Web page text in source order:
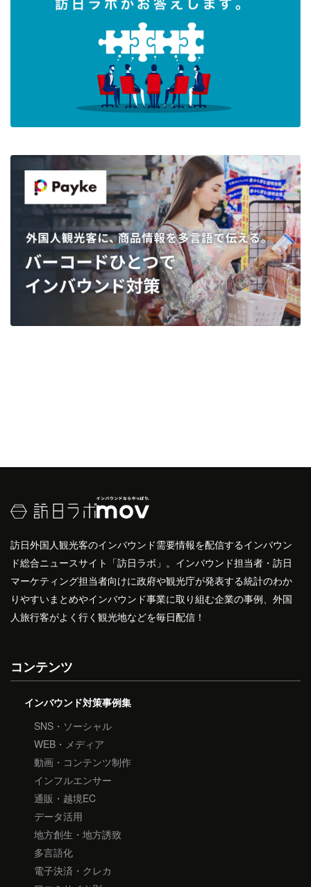
訪日外国人観光客のインバウンド需要情報を配信するインバウン
ド総合ニュースサイト「訪日ラボ」。インバウンド担当者・訪日
マーケティング担当者向けに政府や観光庁が発表する統計のわか
りやすいまとめやインバウンド事業に取り組む企業の事例、外国
人旅行客がよく行く観光地などを毎日配信！
コンテンツ
インバウンド対策事例集
SNS・ソーシャル
WEB・メディア
動画・コンテンツ制作
インフルエンサー
通販・越境EC
データ活用
地方創生・地方誘致
多言語化
電子決済・クレカ